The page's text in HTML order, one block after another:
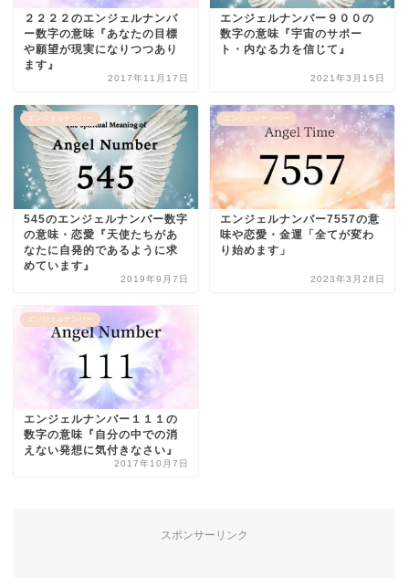
２２２２のエンジェルナンバ
ー数字の意味『あなたの目標
や願望が現実になりつつあり
ます』
2017年11月17日
エンジェルナンバー９００の
数字の意味『宇宙のサポー
ト・内なる力を信じて』
2021年3月15日
エンジェルナンバー
545のエンジェルナンバー数字
の意味・恋愛『天使たちがあ
なたに自発的であるように求
めています』
2019年9月7日
エンジェルナンバー
エンジェルナンバー7557の意
味や恋愛・金運「全てが変わ
り始めます」
2023年3月28日
エンジェルナンバー
エンジェルナンバー１１１の
数字の意味『自分の中での消
えない発想に気付きなさい』
2017年10月7日
スポンサーリンク